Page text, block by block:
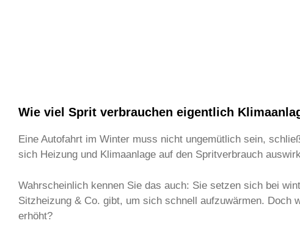
Wie viel Sprit verbrauchen eigentlich
Eine Autofahrt im Winter muss nicht ungemütlich sein,
sich Heizung und Klimaanlage auf den Spritverbrauch
Wahrscheinlich kennen Sie das auch: Sie setzen sich bei
Sitzheizung & Co. gibt, um sich schnell aufzuwärmen. Doch
erhöht?